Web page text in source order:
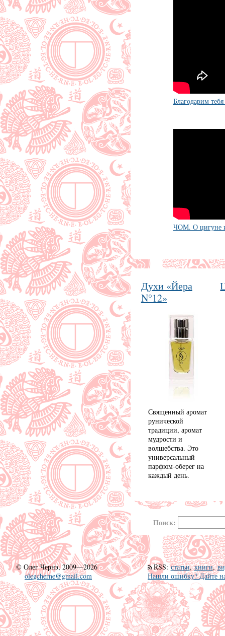
Благодарим
ЧОМ. О цигуне
Духи «Йера
N°12»
Священный аромат
рунической
традиции, аромат
мудрости и
волшебства. Это
универсальный
парфюм-оберег на
каждый день.
Поиск:
© Олег Чернэ, 2009—2026
olegcherne@gmail.com
RSS:статьи,книги,
Нашли ошибку? Дайте